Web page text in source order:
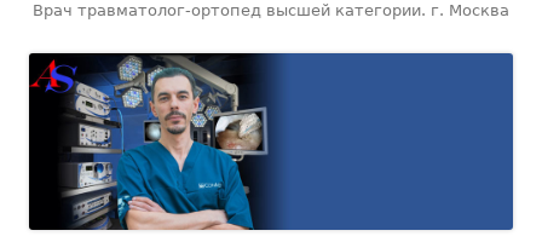
Врач травматолог-ортопед высшей категории. г. Москва